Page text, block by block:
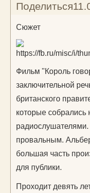
Поделиться
Сюжет
Фильм "Король
заключительной
британского
которые
провальным.
большая часть
для публики.
Проходит девять